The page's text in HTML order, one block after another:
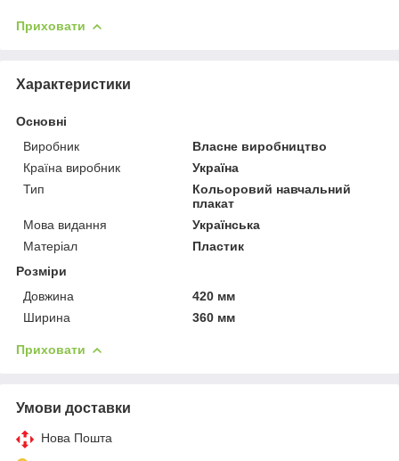
Приховати
Характеристики
Основні
Виробник
Власне виробництво
Країна виробник
Україна
Тип
Кольоровий навчальний
плакат
Мова видання
Українська
Матеріал
Пластик
Розміри
Довжина
420 мм
Ширина
360 мм
Приховати
Умови доставки
Нова Пошта